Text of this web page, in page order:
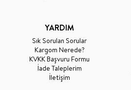
YARDIM
Sık Sorulan Sorular
Kargom Nerede?
KVKK Başvuru Formu
İade Taleplerim
İletişim